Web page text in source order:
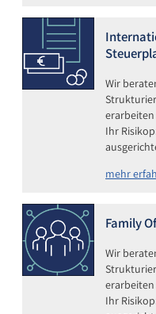
Wir
Ihr
mehr
Family
Wir
Ihr